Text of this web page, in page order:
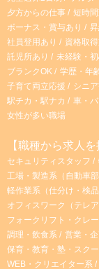
夕方からの仕事
短時
ボーナス・賞与あり
社員登用あり
資格取
託児所あり
未経験・
ブランクOK
学歴・年
子育て両立応援
シニ
駅チカ・駅ナカ
車・
女性が多い職場
【職種から求人を
セキュリティスタッフ
工場・製造系（自動車
軽作業系（仕分け・検
オフィスワーク（テレ
フォークリフト・クレ
調理・飲食系
営業・
保育・教育・塾・スク
WEB・クリエイター系